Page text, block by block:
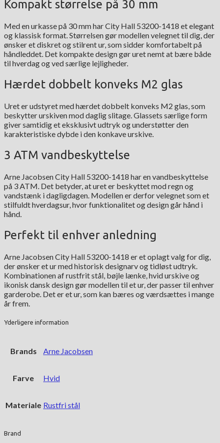
Kompakt størrelse på 30 mm
Med en urkasse på 30 mm har City Hall 53200-1418 et elegant
og klassisk format. Størrelsen gør modellen velegnet til dig, der
ønsker et diskret og stilrent ur, som sidder komfortabelt på
håndleddet. Det kompakte design gør uret nemt at bære både
til hverdag og ved særlige lejligheder.
Hærdet dobbelt konveks M2 glas
Uret er udstyret med hærdet dobbelt konveks M2 glas, som
beskytter urskiven mod daglig slitage. Glassets særlige form
giver samtidig et eksklusivt udtryk og understøtter den
karakteristiske dybde i den konkave urskive.
3 ATM vandbeskyttelse
Arne Jacobsen City Hall 53200-1418 har en vandbeskyttelse
på 3 ATM. Det betyder, at uret er beskyttet mod regn og
vandstænk i dagligdagen. Modellen er derfor velegnet som et
stilfuldt hverdagsur, hvor funktionalitet og design går hånd i
hånd.
Perfekt til enhver anledning
Arne Jacobsen City Hall 53200-1418 er et oplagt valg for dig,
der ønsker et ur med historisk designarv og tidløst udtryk.
Kombinationen af rustfrit stål, bøjle lænke, hvid urskive og
ikonisk dansk design gør modellen til et ur, der passer til enhver
garderobe. Det er et ur, som kan bæres og værdsættes i mange
år frem.
Yderligere information
Brands Arne Jacobsen
Farve Hvid
Materiale Rustfri stål
Brand